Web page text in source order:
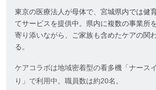
東京の医療法人が母体で、宮城県内では健
てサービスを提供中。県内に複数の事業所
寄り添いながら、ご家族も含めたケアの関
る。
ケアコラボは地域密着型の看多機「ナース
り」で利用中。職員数は約20名。